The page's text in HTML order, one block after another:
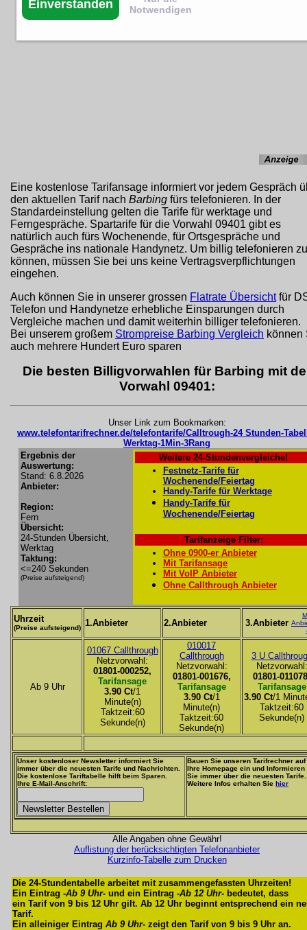
Eine kostenlose Tarifansage informiert vor jedem Gespräch
den aktuellen Tarif nach Barbing fürs telefonieren. In der
Standardeinstellung gelten die Tarife für werktage und
Ferngespräche. Spartarife für die Vorwahl 09401 gibt es
natürlich auch fürs Wochenende, für Ortsgespräche und
Gespräche ins nationale Handynetz. Um billig telefonieren zu
können, müssen Sie bei uns keine Vertragsverpflichtungen
eingehen.
Auch können Sie in unserer grossen Flatrate Übersichtfür
Telefon und Handynetze erhebliche Einsparungen durch
Vergleiche machen und damit weiterhin billiger telefonieren.
Bei unserem großem Strompreise Barbing Vergleich können
auch mehrere Hundert Euro sparen
Die besten Billigvorwahlen für Barbing mit
Vorwahl 09401:
Unser Link zum Bookmarken:
www.telefontarifrechner.de/telefontarife/Calltrough-24 Stunden-
Werktag-1Min-3Rang
Ergebnis der
Auswertung:
Stand: 6.8.2026
Anbieter:
Region:
Fern
Übersicht:
24-Stunden Übersicht,
Werktag
Taktung:
<=240 Sekunden
(Preise aufsteigend)
Weitere 24-Stundenvergleiche!
Festnetz-Tarife für
Wochenende/Feiertag
Handy-Tarife für Werktage
Handy-Tarife für
Wochenende/Feiertag
Tarifanzeige Filter:
Ohne 0900-er Anbieter
Mit Tarifansage
Mit VoIP Anbieter
Ohne Callthrough Anbieter
Uhrzeit
(Preise aufsteigend) 1.Anbieter 2.Anbieter 3.Anbieter
Ab 9 Uhr
01067 Callthrough
Netzvorwahl:
01801-000252,
Tarifansage
3.90 Ct/1
Minute(n)
Taktzeit:60
Sekunde(n)
010017
Callthrough
Netzvorwahl:
01801-001676,
Tarifansage
3.90 Ct/1
Minute(n)
Taktzeit:60
Sekunde(n)
3 U
Netzvorwahl:
01801-
Tarifansage
3.90 Ct/1
Taktzeit:60
Sekunde(n)
Unser kostenloser Newsletter informiert Sie
immer über die neuesten Tarife und Nachrichten.
Die kostenlose Tariftabelle hilft beim Sparen.
Ihre E-Mail-Anschrift:
Bauen Sie unseren Tarifrechner auf
Ihre Homepage ein und Informieren
Sie immer über die neuesten Tarife.
Weitere Infos erhalten Sie hier
Alle Angaben ohne Gewähr!
Auflistung der berücksichtigten Telefonanbieter
Kurzinfo-Tabelle zum Drucken
Die 24-Stundentabelle arbeitet mit zusammengefassten Uhrzeiten!
Ein Eintrag -Ab 9 Uhr- und ein Eintrag -Ab 12 Uhr- bedeutet, dass
ein Tarif von 9 bis 12 Uhr gilt. Ab 12 Uhr beginnt entsprechend ein
Tarif.
Ein alleiniger Eintrag Ab 9 Uhr- zeigt den Tarif von 9 bis 9 Uhr an.
Einverstanden
Notwendigen